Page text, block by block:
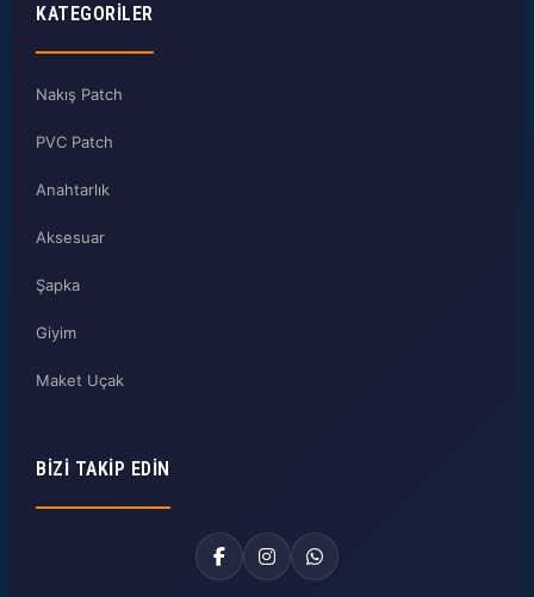
KATEGORILER
Nakış Patch
PVC Patch
Anahtarlık
Aksesuar
Şapka
Giyim
Maket Uçak
BIZI TAKIP EDIN